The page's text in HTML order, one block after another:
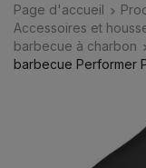
Page d'accueil
Accessoires et
barbecue à charbon
barbecue Performer